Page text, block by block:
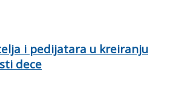
i pedijatara u kreiranju
dece